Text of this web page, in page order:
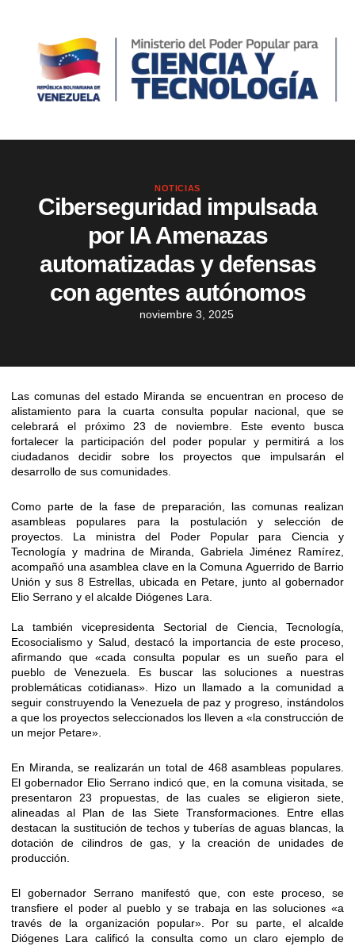
NOTICIAS
Ciberseguridad impulsada
por IA Amenazas
automatizadas y defensas
con agentes autónomos
noviembre 3, 2025
Las comunas del estado Miranda se encuentran en proceso de
alistamiento para la cuarta consulta popular nacional, que se
celebrará el próximo 23 de noviembre. Este evento busca
fortalecer la participación del poder popular y permitirá a los
ciudadanos decidir sobre los proyectos que impulsarán el
desarrollo de sus comunidades.
​Como parte de la fase de preparación, las comunas realizan
asambleas populares para la postulación y selección de
proyectos. La ministra del Poder Popular para Ciencia y
Tecnología y madrina de Miranda, Gabriela Jiménez Ramírez,
acompañó una asamblea clave en la Comuna Aguerrido de Barrio
Unión y sus 8 Estrellas, ubicada en Petare, junto al gobernador
Elio Serrano y el alcalde Diógenes Lara.
​La también vicepresidenta Sectorial de Ciencia, Tecnología,
Ecosocialismo y Salud, destacó la importancia de este proceso,
afirmando que «cada consulta popular es un sueño para el
pueblo de Venezuela. Es buscar las soluciones a nuestras
problemáticas cotidianas». Hizo un llamado a la comunidad a
seguir construyendo la Venezuela de paz y progreso, instándolos
a que los proyectos seleccionados los lleven a «la construcción de
un mejor Petare».
​En Miranda, se realizarán un total de 468 asambleas populares.
El gobernador Elio Serrano indicó que, en la comuna visitada, se
presentaron 23 propuestas, de las cuales se eligieron siete,
alineadas al Plan de las Siete Transformaciones. Entre ellas
destacan la sustitución de techos y tuberías de aguas blancas, la
dotación de cilindros de gas, y la creación de unidades de
producción.
​El gobernador Serrano manifestó que, con este proceso, se
transfiere el poder al pueblo y se trabaja en las soluciones «a
través de la organización popular». Por su parte, el alcalde
Diógenes Lara calificó la consulta como un claro ejemplo de